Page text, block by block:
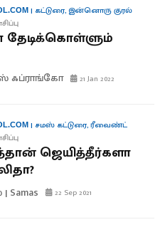
| கட்டுரை, இன்னொரு குரல்
தேடிக்கொள்ளும்
ஃப்ராங்கோ 21 Jan 2022
| சமஸ் கட்டுரை,ரீவைண்ட்
ஜெயித்தீர்களா
Samas 22 Sep 2021